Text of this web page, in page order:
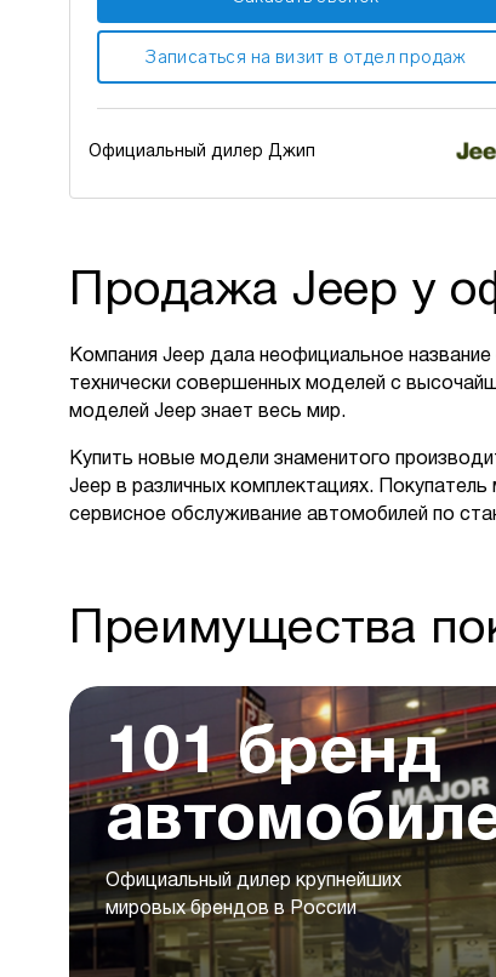
Записаться на визит в отдел продаж
Официальный дилер Джип
Продажа Jeep у
Компания Jeep дала неофициальное
технически совершенных моделей с
моделей Jeep знает весь мир.
Купить новые модели знаменитого
Jeep в различных комплектациях.
сервисное обслуживание автомобилей по
Преимущества
101 бренд
Официальный дилер крупнейших
мировых брендов в России